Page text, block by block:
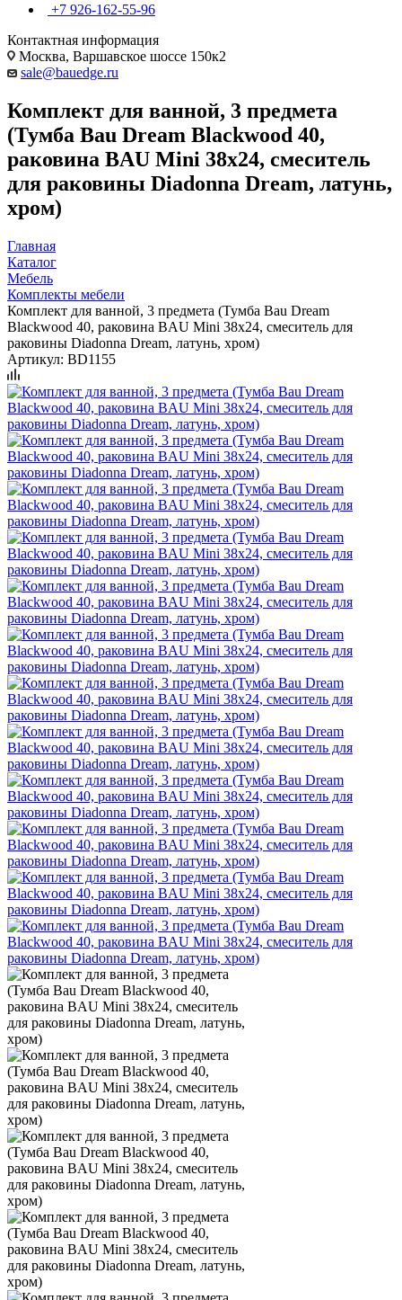
+7 926-162-55-96
Контактная информация
Москва, Варшавское шоссе 150к2
sale@bauedge.ru
Комплект для ванной, 3 предмета
(Тумба Bau Dream Blackwood 40,
раковина BAU Mini 38х24, смеситель
для раковины Diadonna Dream, латунь,
хром)
Главная
Каталог
Мебель
Комплекты мебели
Комплект для ванной, 3 предмета (Тумба Bau Dream
Blackwood 40, раковина BAU Mini 38х24, смеситель для
раковины Diadonna Dream, латунь, хром)
Артикул: BD1155